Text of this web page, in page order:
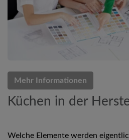
Mehr Informationen
Küchen in der
Welche Elemente werden